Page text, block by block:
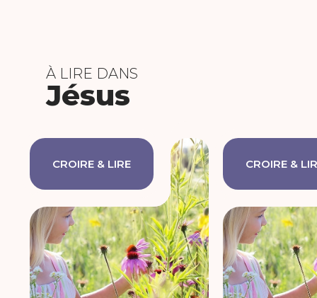
À LIRE DANS
Jésus
CROIRE & LIRE CROIRE &